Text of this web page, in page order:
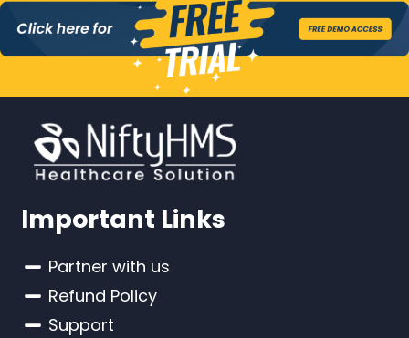
Important Links
Partner with us
Refund Policy
Support